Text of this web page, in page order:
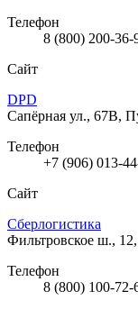
Телефон
8 (800) 200-36-
Сайт
DPD
Сапёрная ул., 67В,
Телефон
+7 (906) 013-
Сайт
Сберлогистика
Фильтровское ш.,
Телефон
8 (800) 100-72-